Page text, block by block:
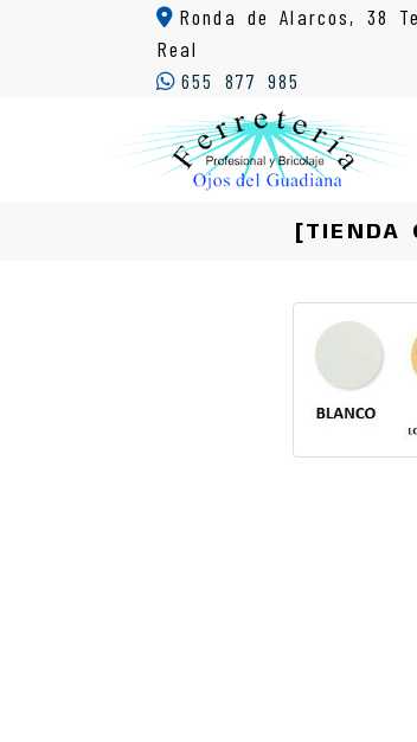
Ronda de Alarcos, 38
Real
655 877 985
[TIENDA